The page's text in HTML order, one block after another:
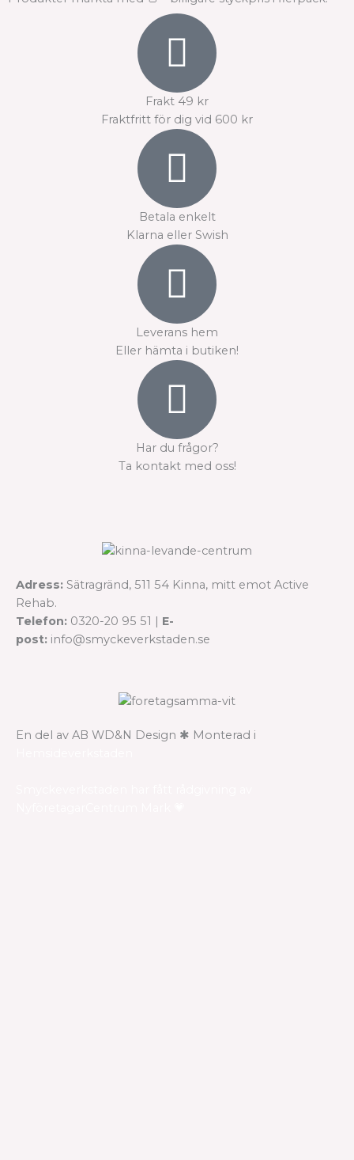
Frakt 49 kr
Fraktfritt för dig vid 600 kr
Betala enkelt
Klarna eller Swish
Leverans hem
Eller hämta i butiken!
Har du frågor?
Ta kontakt med oss!
Adress: Sätragränd, 511 54 Kinna, mitt emot Active
Rehab.
Telefon: 0320-20 95 51 | E-
post: info@smyckeverkstaden.se
En del av AB WD&N Design ✱ Monterad i